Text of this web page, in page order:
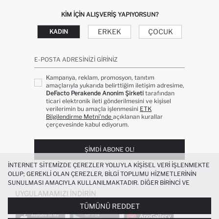
KIM IÇIN ALIŞVERIŞ YAPIYORSUN?
KADIN ERKEK ÇOCUK
E-POSTA ADRESINIZI GIRINIZ
Kampanya, reklam, promosyon, tanıtım
amaçlarıyla yukarıda belirttiğim iletişim adresime,
DeFacto Perakende Anonim Şirketi tarafından
ticari elektronik ileti gönderilmesini ve kişisel
verilerimin bu amaçla işlenmesini ETK
Bilgilendirme Metni’nde açıklanan kurallar
çerçevesinde kabul ediyorum.
ŞIMDI ABONE OL!
UYGULAMAMIZI İNDIRIN
İNTERNET SITEMIZDE ÇEREZLER YOLUYLA KIŞISEL VERI IŞLENMEKTE
OLUP; GEREKLI OLAN ÇEREZLER, BILGI TOPLUMU HIZMETLERININ
SUNULMASI AMACIYLA KULLANILMAKTADIR. DIĞER BIRINCI VE
ÜÇÜNCÜ TARAF ÇEREZLER ISE SIZE DAHA IYI BIR ALIŞVERIŞ
DENEYIMI SUNULABILMESI, SITEMIZIN DAHA IŞLEVSEL KILINMASI VE
KIŞISELLEŞTIRMESI VE AÇIK RIZA VERMENIZ HALINDE, SIZLERE
TÜMÜNÜ REDDET